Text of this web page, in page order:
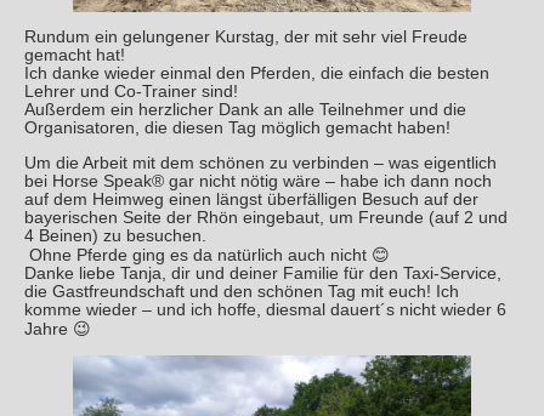
Rundum ein gelungener Kurstag, der mit sehr viel Freude
gemacht hat!
Ich danke wieder einmal den Pferden, die einfach die besten
Lehrer und Co-Trainer sind!
Außerdem ein herzlicher Dank an alle Teilnehmer und die
Organisatoren, die diesen Tag möglich gemacht haben!
Um die Arbeit mit dem schönen zu verbinden – was eigentlich
bei Horse Speak® gar nicht nötig wäre – habe ich dann noch
auf dem Heimweg einen längst überfälligen Besuch auf der
bayerischen Seite der Rhön eingebaut, um Freunde (auf 2 und
4 Beinen) zu besuchen.
Ohne Pferde ging es da natürlich auch nicht 😊
Danke liebe Tanja, dir und deiner Familie für den Taxi-Service,
die Gastfreundschaft und den schönen Tag mit euch! Ich
komme wieder – und ich hoffe, diesmal dauert´s nicht wieder 6
Jahre 😉